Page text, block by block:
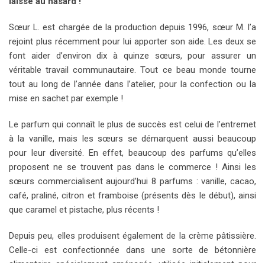
Sœur L. est chargée de la production depuis 1996, sœur M. l’a
rejoint plus récemment pour lui apporter son aide. Les deux se
font aider d’environ dix à quinze sœurs, pour assurer un
véritable travail communautaire. Tout ce beau monde tourne
tout au long de l’année dans l’atelier, pour la confection ou la
mise en sachet par exemple !
Le parfum qui connaît le plus de succès est celui de l’entremet
à la vanille, mais les sœurs se démarquent aussi beaucoup
pour leur diversité. En effet, beaucoup des parfums qu’elles
proposent ne se trouvent pas dans le commerce ! Ainsi les
sœurs commercialisent aujourd’hui 8 parfums : vanille, cacao,
café, praliné, citron et framboise (présents dès le début), ainsi
que caramel et pistache, plus récents !
Depuis peu, elles produisent également de la crème pâtissière.
Celle-ci est confectionnée dans une sorte de bétonnière